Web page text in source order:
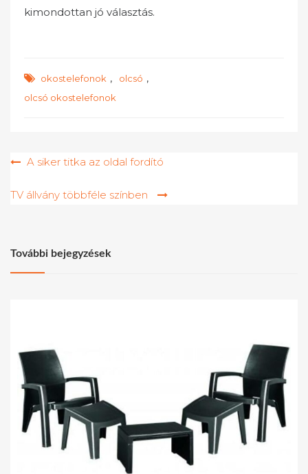
kimondottan jó választás.
okostelefonok , olcsó ,
olcsó okostelefonok
Bejegyzés
A siker titka az oldal fordító
TV állvány többféle színben
További bejegyzések